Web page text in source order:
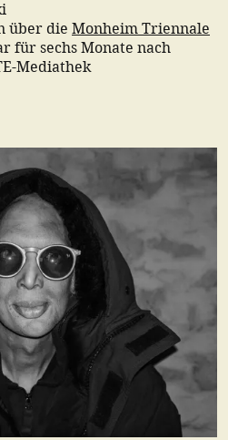
über die Monheim Triennale
für sechs Monate nach
Mediathek